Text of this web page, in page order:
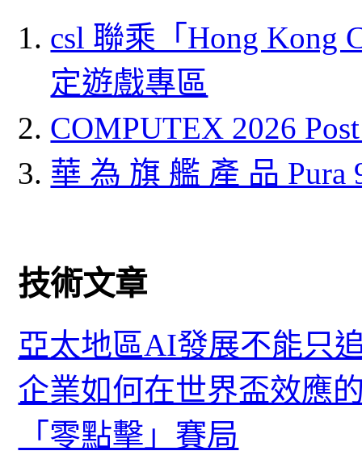
csl 聯乘「Hong Kong
定遊戲專區
COMPUTEX 2026
華 為 旗 艦 產 品 Pura
技術文章
亞太地區AI發展不能只
企業如何在世界盃效應
「零點擊」賽局